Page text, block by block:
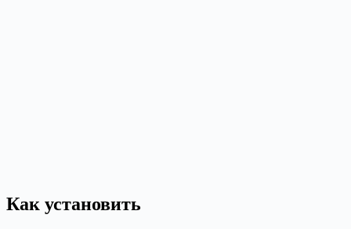
Как установить